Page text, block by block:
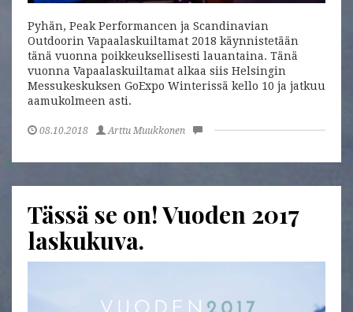
Pyhän, Peak Performancen ja Scandinavian
Outdoorin Vapaalaskuiltamat 2018 käynnistetään
tänä vuonna poikkeuksellisesti lauantaina. Tänä
vuonna Vapaalaskuiltamat alkaa siis Helsingin
Messukeskuksen GoExpo Winterissä kello 10 ja jatkuu
aamukolmeen asti.
08.10.2018 Arttu Muukkonen
Tässä se on! Vuoden 2017
laskukuva.